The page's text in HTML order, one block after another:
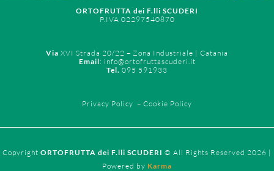
ORTOFRUTTA dei F.lli SCUDERI
P.IVA 02297540870
Via XVI Strada 20/22 – Zona Industriale | Catania
Email: info@ortofruttascuderi.it
Tel. 095 591933
Privacy Policy – Cookie Policy
Copyright ORTOFRUTTA dei F.lli SCUDERI © All Rights Reserved 2026 |
Powered by Karma